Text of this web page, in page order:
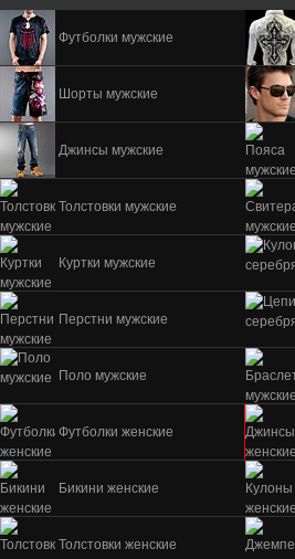
Футболки мужские
Шорты мужские
Джинсы мужские
Толстовки мужские
Куртки мужские
Перстни мужские
Поло мужские
Футболки женские
Бикини женские
Толстовки женские